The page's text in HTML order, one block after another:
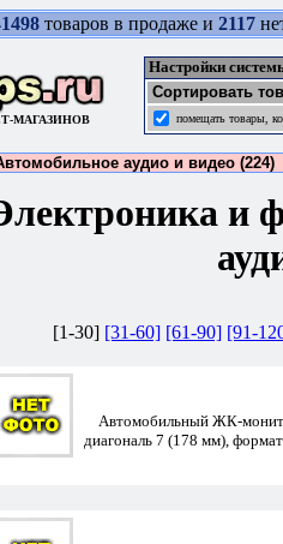
товаров в продаже и 2117
МАГАЗИНОВ
Настройки
Сортировать
помещать товары,
аудио и видео (224)
и
[1-30] [31-60] [61-90] [91-
Автомобильный ЖК-
диагональ 7 (178 мм),